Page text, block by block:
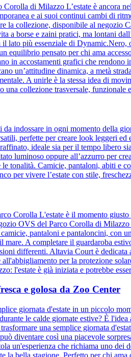
di Milazzo L’estate è ancora
e ai suoi continui cambi di
la collezione, disponibile al
a borse e zaini pratici, ma lontani
lato più essenziale di
equilibrio pensato per chi ama
in accostamenti grafici che
un’attitudine dinamica, a metà
A unirle è la stessa idea di
collezione trasversale,
indossare in ogni momento della
perfette per creare look leggeri
ideale sia per il tempo libero
luminoso oppure all’azzurro per
tonalità. Camicie, pantaloni, abiti
per vivere l’estate con stile,
Corolla L'estate è il momento
OVS del Parco Corolla di
pantaloni e pantaloncini, con
mare. A completare il guardaroba
differenti. Altavia Court è
per la protezione
l'estate è già iniziata e potrebbe
e golosa da Zoo Center
giornata d'estate in un piccolo
le calde giornate estive? È
una semplice giornata
diventare così una piacevole
un'esperienza che richiama uno
la bella stagione. Perfetto per chi